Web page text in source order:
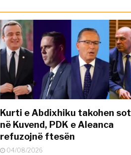
Kurti e Abdixhiku takohen sot
në Kuvend, PDK e Aleanca
refuzojnë ftesën
04/08/2026